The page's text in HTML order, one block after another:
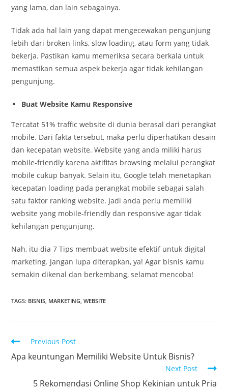
yang lama, dan lain sebagainya.
Tidak ada hal lain yang dapat mengecewakan pengunjung
lebih dari broken links, slow loading, atau form yang tidak
bekerja. Pastikan kamu memeriksa secara berkala untuk
memastikan semua aspek bekerja agar tidak kehilangan
pengunjung.
Buat Website Kamu Responsive
Tercatat 51% traffic website di dunia berasal dari perangkat
mobile. Dari fakta tersebut, maka perlu diperhatikan desain
dan kecepatan website. Website yang anda miliki harus
mobile-friendly karena aktifitas browsing melalui perangkat
mobile cukup banyak. Selain itu, Google telah menetapkan
kecepatan loading pada perangkat mobile sebagai salah
satu faktor ranking website. Jadi anda perlu memiliki
website yang mobile-friendly dan responsive agar tidak
kehilangan pengunjung.
Nah, itu dia 7 Tips membuat website efektif untuk digital
marketing. Jangan lupa diterapkan, ya! Agar bisnis kamu
semakin dikenal dan berkembang, selamat mencoba!
TAGS: BISNIS MARKETING WEBSITE
Previous Post
Apa keuntungan Memiliki Website Untuk Bisnis?
Next Post
5 Rekomendasi Online Shop Kekinian untuk Pria